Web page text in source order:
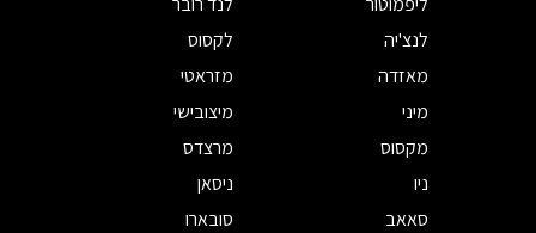
לנצ'יה
לקסוס
מאזדה
מזראטי
מיני
מיצובישי
מקסוס
מרצדס
ניו
ניסאן
סאאב
סובארו